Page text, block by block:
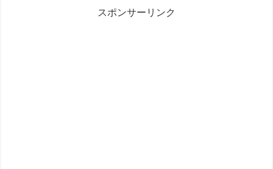
スポンサーリンク